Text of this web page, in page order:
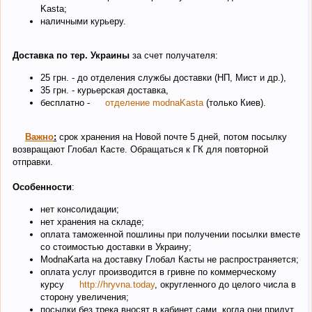
Kasta;
наличными курьеру.
Доставка по тер. Украины за счет получателя:
25 грн. - до отделения службы доставки (НП, Мист и др.),
35 грн. - курьерская доставка,
бесплатно -
отделение modnaKasta (только Киев).
Важно: срок хранения на Новой почте 5 дней, потом посылку
возвращают Глобал Касте. Обращаться к ГК для повторной
отправки.
Особенности:
нет консолидации;
нет хранения на складе;
оплата таможенной пошлины при получении посылки вместе
со стоимостью доставки в Украину;
ModnaKarta на доставку Глобал Касты не распространяется;
оплата услуг производится в гривне по коммерческому
курсу
http://hryvna.today, округленного до целого числа в
сторону увеличения;
посылки без трека вносят в кабинет сами, когда они придут